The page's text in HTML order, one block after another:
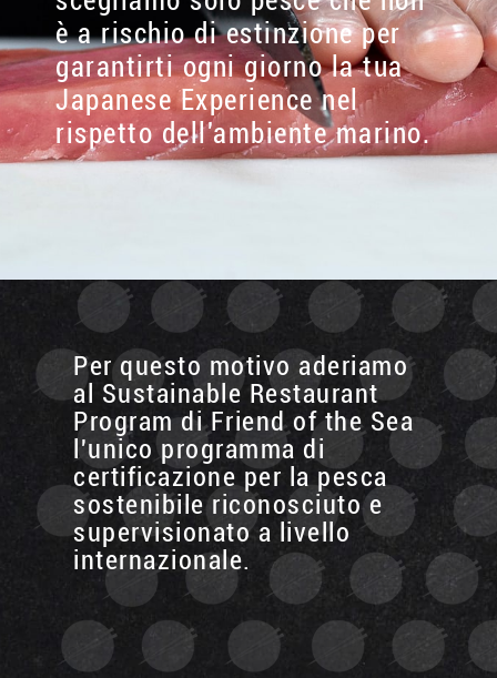
è a rischio di estinzione per
garantirti ogni giorno la tua
Japanese Experience nel
rispetto dell'ambiente marino.
Per questo motivo aderiamo
al Sustainable Restaurant
Program di Friend of the Sea
l'unico programma di
certificazione per la pesca
sostenibile riconosciuto e
supervisionato a livello
internazionale.